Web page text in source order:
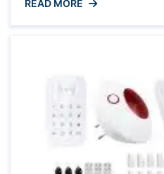
beschermen tegen
indringers. Met de
READ MORE